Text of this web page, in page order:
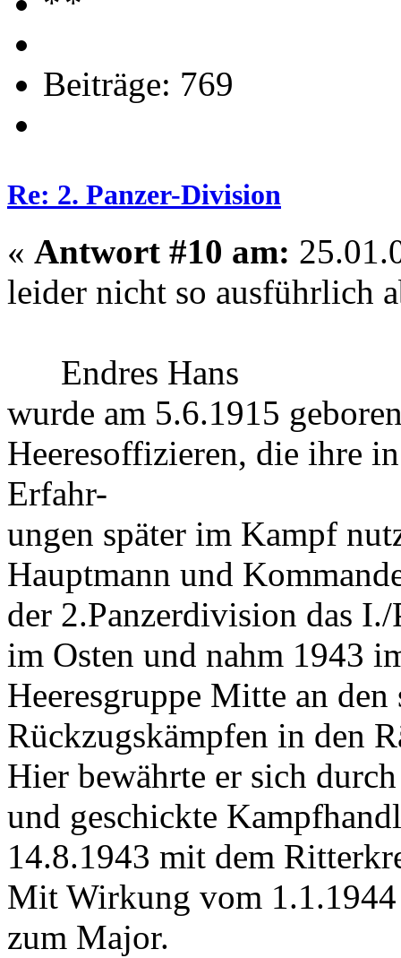
Beiträge: 769
Re: 2. Panzer-Division
« Antwort #10 am:
leider nicht so ausführlich
Endres Hans
wurde am 5.6.1915
Heeresoffizieren, die ihre
Erfahr-
ungen später im Kampf
Hauptmann und
der 2.Panzerdivision das
im Osten und nahm 1943
Heeresgruppe Mitte an
Rückzugskämpfen in den
Hier bewährte er sich
und geschickte
14.8.1943 mit dem
Mit Wirkung vom
zum Major.